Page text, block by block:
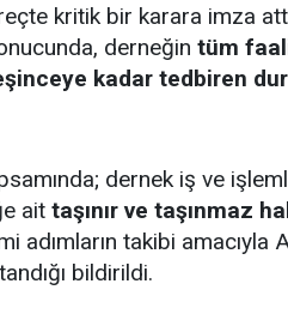
kritik bir karara imza
derneğin tüm
kadar tedbiren
dernek iş ve
ait taşınır ve taşınmaz
adımların takibi amacıyla
bildirildi.